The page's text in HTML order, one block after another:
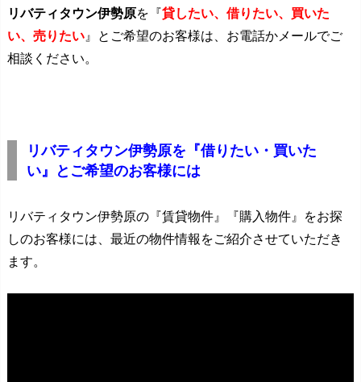
リバティタウン伊勢原を『貸したい、借りたい、買いた
い、売りたい』とご希望のお客様は、お電話かメールでご
相談ください。
リバティタウン伊勢原を『借りたい・買いた
い』とご希望のお客様には
リバティタウン伊勢原の『賃貸物件』『購入物件』をお探
しのお客様には、最近の物件情報をご紹介させていただき
ます。